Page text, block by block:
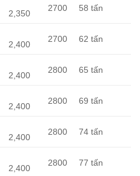
2,350
2700 58 tấn
2,400
2700 62 tấn
2,400
2800 65 tấn
2,400
2800 69 tấn
2,400
2800 74 tấn
2,400
2800 77 tấn